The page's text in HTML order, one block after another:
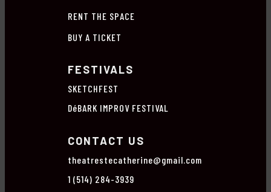
RENT THE SPACE
BUY A TICKET
FESTIVALS
SKETCHFEST
DéBARK IMPROV FESTIVAL
CONTACT US
theatrestecatherine@gmail.com
1 (514) 284-3939